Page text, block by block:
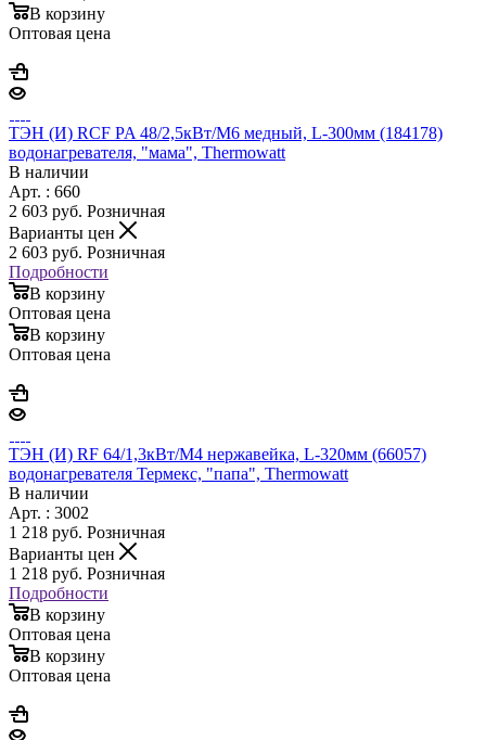
В корзину
Оптовая цена
ТЭН (И) RCF PA 48/2,5кВт/M6 медный, L-300мм (184178)
водонагревателя, "мама", Thermowatt
В наличии
Арт. : 660
2 603 руб. Розничная
Варианты цен
2 603 руб. Розничная
Подробности
В корзину
Оптовая цена
В корзину
Оптовая цена
ТЭН (И) RF 64/1,3кВт/М4 нержавейка, L-320мм (66057)
водонагревателя Термекс, "папа", Thermowatt
В наличии
Арт. : 3002
1 218 руб. Розничная
Варианты цен
1 218 руб. Розничная
Подробности
В корзину
Оптовая цена
В корзину
Оптовая цена